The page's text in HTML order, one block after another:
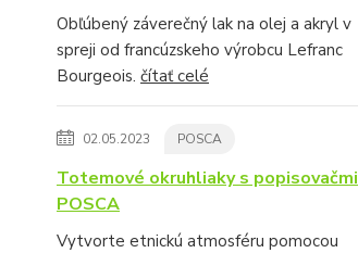
Obľúbený záverečný lak na olej a akryl v
spreji od francúzskeho výrobcu Lefranc
Bourgeois. čítať celé
02.05.2023 POSCA
Totemové okruhliaky s popisovačmi
POSCA
Vytvorte etnickú atmosféru pomocou